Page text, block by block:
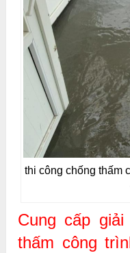
thi công chống thấm
Cung cấp
thấm công